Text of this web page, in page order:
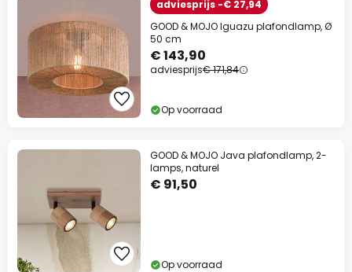
adviesprijs -€ 27,94
GOOD & MOJO Iguazu plafondlamp, Ø
50 cm
€ 143,90
adviesprijs€ 171,84
Op voorraad
GOOD & MOJO Java plafondlamp, 2-
lamps, naturel
€ 91,50
Op voorraad